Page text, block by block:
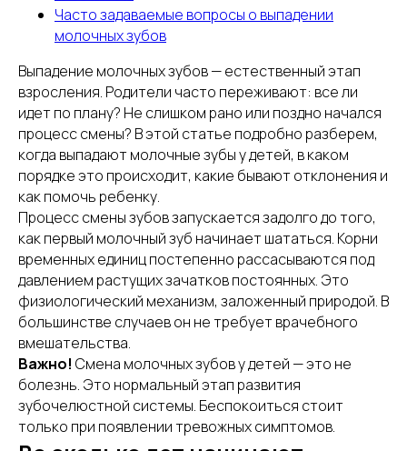
Часто задаваемые вопросы о выпадении
молочных зубов
Выпадение молочных зубов — естественный этап
взросления. Родители часто переживают: все ли
идет по плану? Не слишком рано или поздно начался
процесс смены? В этой статье подробно разберем,
когда выпадают молочные зубы у детей, в каком
порядке это происходит, какие бывают отклонения и
как помочь ребенку.
Процесс смены зубов запускается задолго до того,
как первый молочный зуб начинает шататься. Корни
временных единиц постепенно рассасываются под
давлением растущих зачатков постоянных. Это
физиологический механизм, заложенный природой. В
большинстве случаев он не требует врачебного
вмешательства.
Важно! Смена молочных зубов у детей — это не
болезнь. Это нормальный этап развития
зубочелюстной системы. Беспокоиться стоит
только при появлении тревожных симптомов.